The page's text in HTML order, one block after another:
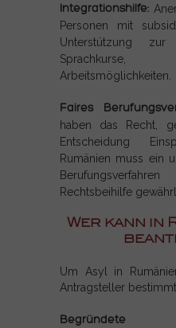
Integrationshilfe:
Personen mit
Unterstützung zur
Arbeitsmöglichkeiten.
Faires
haben das Recht,
Entscheidung
Rumänien muss ein
Rechtsbeihilfe
Wer kann in
Um Asyl in
Antragsteller